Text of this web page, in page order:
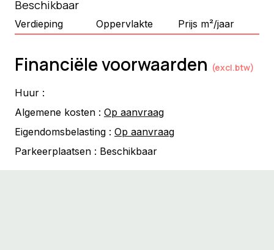
Beschikbaar
Verdieping Oppervlakte Prijs m²/jaar
Financiële voorwaarden (excl.btw)
Huur :
Algemene kosten : Op aanvraag
Eigendomsbelasting : Op aanvraag
Parkeerplaatsen : Beschikbaar